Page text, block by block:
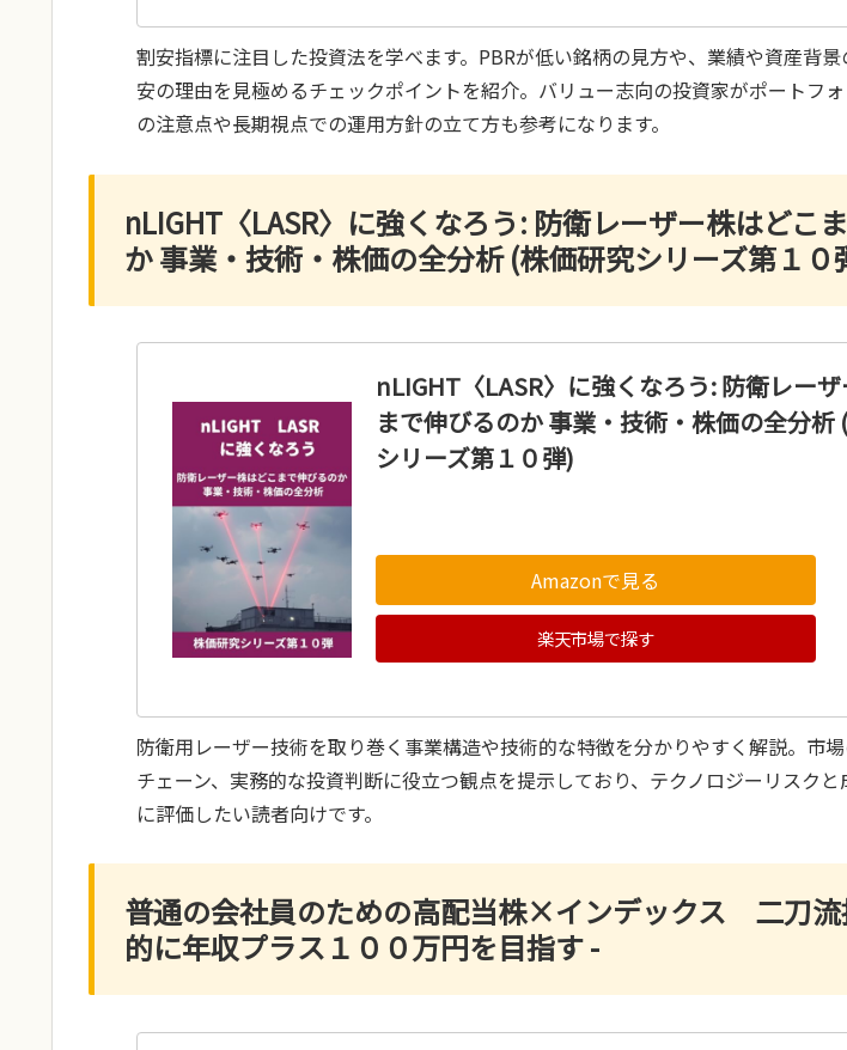
割安指標に注目した投資法を学べます。PBRが低い銘柄の見方や、業績や資産背
安の理由を見極めるチェックポイントを紹介。バリュー志向の投資家がポートフ
の注意点や長期視点での運用方針の立て方も参考になります。
nLIGHT〈LASR〉に強くなろう: 防衛レーザー株はどこ
か 事業・技術・株価の全分析 (株価研究シリーズ第１０
nLIGHT〈LASR〉に強くなろう: 防衛レー
まで伸びるのか 事業・技術・株価の全分析
シリーズ第１０弾)
Amazonで見る
楽天市場で探す
防衛用レーザー技術を取り巻く事業構造や技術的な特徴を分かりやすく解説。市
チェーン、実務的な投資判断に役立つ観点を提示しており、テクノロジーリスク
に評価したい読者向けです。
普通の会社員のための高配当株×インデックス 二刀流
的に年収プラス１００万円を目指す -